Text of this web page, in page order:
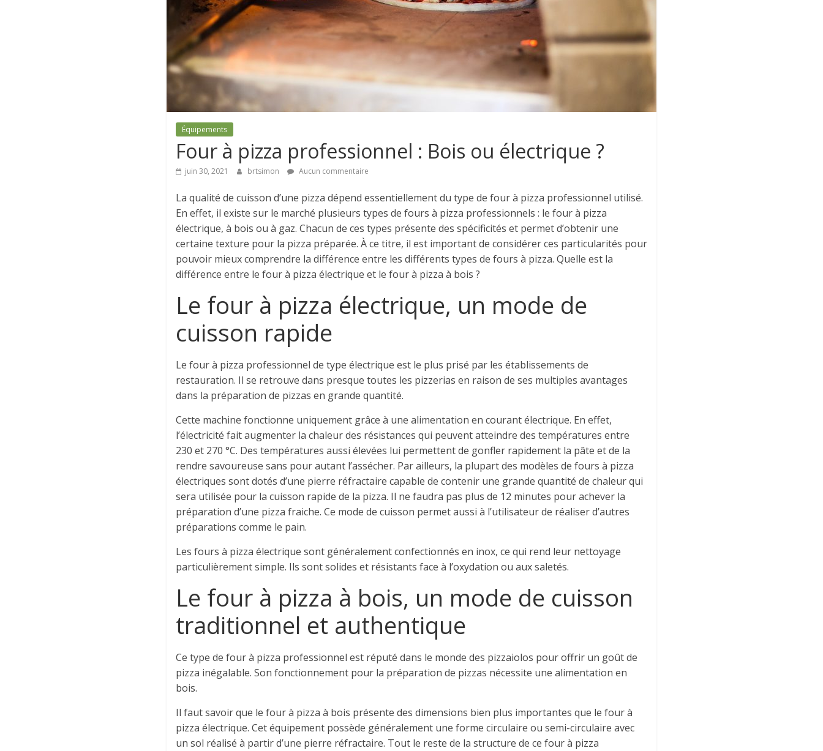
Équipements
Four à pizza professionnel : Bois ou électrique ?
juin 30, 2021 brtsimon Aucun commentaire
La qualité de cuisson d’une pizza dépend essentiellement du type de four à pizza professionnel utilisé.
En effet, il existe sur le marché plusieurs types de fours à pizza professionnels : le four à pizza
électrique, à bois ou à gaz. Chacun de ces types présente des spécificités et permet d’obtenir une
certaine texture pour la pizza préparée. À ce titre, il est important de considérer ces particularités pour
pouvoir mieux comprendre la différence entre les différents types de fours à pizza. Quelle est la
différence entre le four à pizza électrique et le four à pizza à bois ?
Le four à pizza électrique, un mode de
cuisson rapide
Le four à pizza professionnel de type électrique est le plus prisé par les établissements de
restauration. Il se retrouve dans presque toutes les pizzerias en raison de ses multiples avantages
dans la préparation de pizzas en grande quantité.
Cette machine fonctionne uniquement grâce à une alimentation en courant électrique. En effet,
l’électricité fait augmenter la chaleur des résistances qui peuvent atteindre des températures entre
230 et 270 °C. Des températures aussi élevées lui permettent de gonfler rapidement la pâte et de la
rendre savoureuse sans pour autant l’assécher. Par ailleurs, la plupart des modèles de fours à pizza
électriques sont dotés d’une pierre réfractaire capable de contenir une grande quantité de chaleur qui
sera utilisée pour la cuisson rapide de la pizza. Il ne faudra pas plus de 12 minutes pour achever la
préparation d’une pizza fraiche. Ce mode de cuisson permet aussi à l’utilisateur de réaliser d’autres
préparations comme le pain.
Les fours à pizza électrique sont généralement confectionnés en inox, ce qui rend leur nettoyage
particulièrement simple. Ils sont solides et résistants face à l’oxydation ou aux saletés.
Le four à pizza à bois, un mode de cuisson
traditionnel et authentique
Ce type de four à pizza professionnel est réputé dans le monde des pizzaiolos pour offrir un goût de
pizza inégalable. Son fonctionnement pour la préparation de pizzas nécessite une alimentation en
bois.
Il faut savoir que le four à pizza à bois présente des dimensions bien plus importantes que le four à
pizza électrique. Cet équipement possède généralement une forme circulaire ou semi-circulaire avec
un sol réalisé à partir d’une pierre réfractaire. Tout le reste de la structure de ce four à pizza